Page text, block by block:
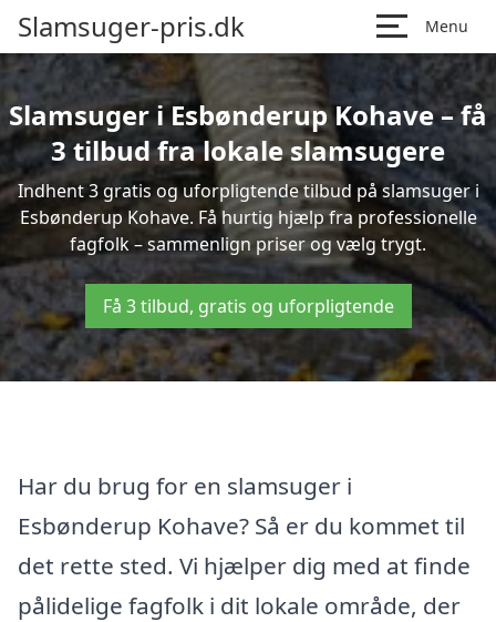
Slamsuger-pris.dk Menu
Slamsuger i Esbønderup Kohave – få
3 tilbud fra lokale slamsugere
Indhent 3 gratis og uforpligtende tilbud på slamsuger i
Esbønderup Kohave. Få hurtig hjælp fra professionelle
fagfolk – sammenlign priser og vælg trygt.
Få 3 tilbud, gratis og uforpligtende
Har du brug for en slamsuger i
Esbønderup Kohave? Så er du kommet til
det rette sted. Vi hjælper dig med at finde
pålidelige fagfolk i dit lokale område, der